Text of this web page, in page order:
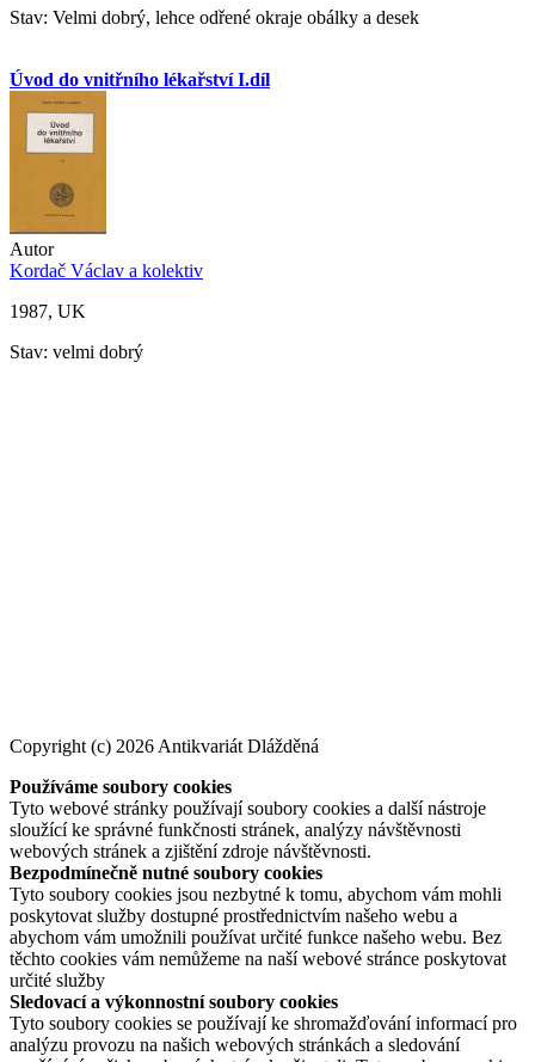
Stav: Velmi dobrý, lehce odřené okraje obálky a desek
Úvod do vnitřního lékařství I.díl
Autor
Kordač Václav a kolektiv
1987, UK
Stav: velmi dobrý
Copyright (c) 2026 Antikvariát Dlážděná
Používáme soubory cookies
Tyto webové stránky používají soubory cookies a další nástroje
sloužící ke správné funkčnosti stránek, analýzy návštěvnosti
webových stránek a zjištění zdroje návštěvnosti.
Bezpodmínečně nutné soubory cookies
Tyto soubory cookies jsou nezbytné k tomu, abychom vám mohli
poskytovat služby dostupné prostřednictvím našeho webu a
abychom vám umožnili používat určité funkce našeho webu. Bez
těchto cookies vám nemůžeme na naší webové stránce poskytovat
určité služby
Sledovací a výkonnostní soubory cookies
Tyto soubory cookies se používají ke shromažďování informací pro
analýzu provozu na našich webových stránkách a sledování